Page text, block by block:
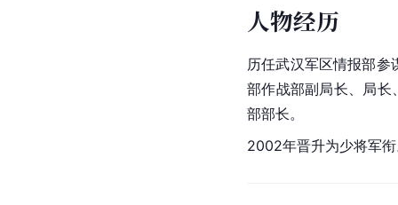
人物经历
历任武汉军区情报部参
部作战部副局长、局长
部部长。
2002年晋升为少将军